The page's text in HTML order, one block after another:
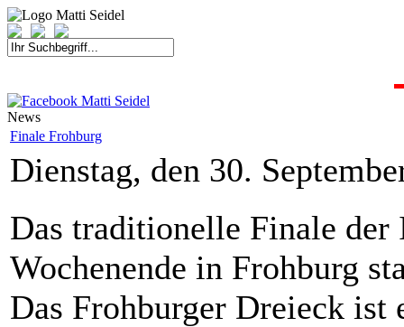
News
Finale Frohburg
Dienstag, den 30.
Das traditionelle Finale der
Wochenende in Frohburg
Das Frohburger Dreieck